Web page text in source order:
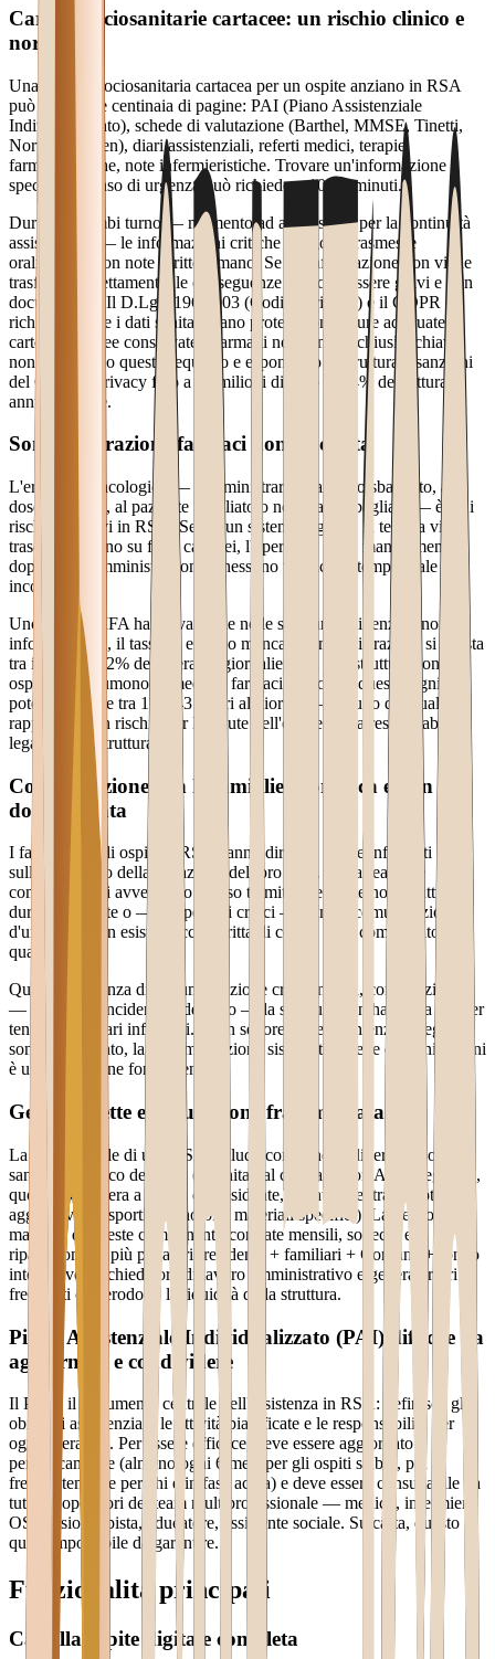
Cartelle sociosanitarie cartacee: un rischio clinico e
normativo
Una cartella sociosanitaria cartacea per un ospite anziano in RSA
può contenere centinaia di pagine: PAI (Piano Assistenziale
Individualizzato), schede di valutazione (Barthel, MMSE, Tinetti,
Norton, Braden), diari assistenziali, referti medici, terapie
farmacologiche, note infermieristiche. Trovare un'informazione
specifica in caso di urgenza può richiedere 10-15 minuti.
Durante i cambi turno — momento ad alto rischio per la continuità
assistenziale — le informazioni critiche vengono trasmesse
oralmente o con note scritte a mano. Se un'informazione non viene
trasferita correttamente, le conseguenze possono essere gravi e non
documentate. Il D.Lgs. 196/2003 (Codice Privacy) e il GDPR
richiedono che i dati sanitari siano protetti con misure adeguate:
cartelle cartacee conservate in armadi non sempre chiusi a chiave
non soddisfano questo requisito e espongono la struttura a sanzioni
del Garante Privacy fino a 20 milioni di euro o il 4% del fatturato
annuo globale.
Somministrazione farmaci non tracciata
L'errore farmacologico — somministrare il farmaco sbagliato, alla
dose sbagliata, al paziente sbagliato o nell'orario sbagliato — è tra i
rischi più gravi in RSA. Senza un sistema digitale, la terapia viene
trascritta a mano su fogli cartacei, l'operatore barra manualmente
dopo ogni somministrazione e nessuno verifica in tempo reale le
incongruenze.
Uno studio AIFA ha rilevato che nelle strutture residenziali non
informatizzate, il tasso di errori o mancate somministrazioni si attesta
tra il 5% e il 12% delle terapie giornaliere. In una struttura con 60
ospiti che assumono in media 6 farmaci al giorno, questo significa
potenzialmente tra 18 e 43 errori al giorno — ognuno dei quali
rappresenta un rischio per la salute dell'ospite e una responsabilità
legale per la struttura.
Comunicazione con le famiglie sporadica e non
documentata
I familiari degli ospiti in RSA hanno diritto a essere informati
sull'andamento della situazione del loro caro. Nella realtà, le
comunicazioni avvengono spesso tramite telefonate non strutturate,
durante le visite o — nei periodi critici — tramite comunicazioni
d'urgenza. Non esiste traccia scritta di cosa è stato comunicato e
quando.
Questa mancanza di documentazione crea tensioni, contestazioni e
— in caso di incidente o decesso — la struttura non ha prova di aver
tenuto i familiari informati. In un settore dove i contenziosi legali
sono in aumento, la documentazione sistematica delle comunicazioni
è una protezione fondamentale.
Gestione rette e fatturazione frammentata
La retta mensile di una RSA include componenti diverse: quota
sanitaria a carico del SSN (definita dal contratto con ASL/Regione),
quota alberghiera a carico del residente, eventuali extra (fisioterapia
aggiuntiva, trasporti, pannoloni, materiali specifici). La gestione
manuale di queste componenti, con rate mensili, solleciti e
ripartizioni tra più pagatori (residente + familiari + Comune + fondo
integrativo), richiede ore di lavoro amministrativo e genera errori
frequenti che erodono la liquidità della struttura.
Piano Assistenziale Individualizzato (PAI) difficile da
aggiornare e condividere
Il PAI è il documento centrale dell'assistenza in RSA: definisce gli
obiettivi assistenziali, le attività pianificate e le responsabilità per
ogni operatore. Per essere efficace, deve essere aggiornato
periodicamente (almeno ogni 6 mesi per gli ospiti stabili, più
frequentemente per chi è in fase acuta) e deve essere consultabile da
tutti gli operatori del team multiprofessionale — medico, infermiere,
OSS, fisioterapista, educatore, assistente sociale. Su carta, questo è
quasi impossibile da garantire.
Funzionalità principali
Cartella ospite digitale completa